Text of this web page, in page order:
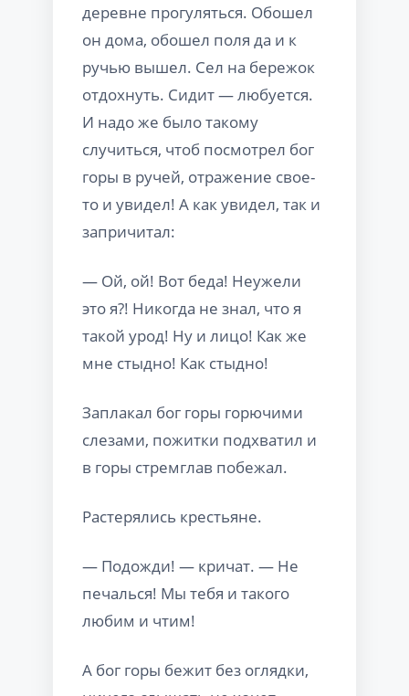
деревне прогуляться. Обошел
он дома, обошел поля да и к
ручью вышел. Сел на бережок
отдохнуть. Сидит — любуется.
И надо же было такому
случиться, чтоб посмотрел бог
горы в ручей, отражение свое-
то и увидел! А как увидел, так и
запричитал:
— Ой, ой! Вот беда! Неужели
это я?! Никогда не знал, что я
такой урод! Ну и лицо! Как же
мне стыдно! Как стыдно!
Заплакал бог горы горючими
слезами, пожитки подхватил и
в горы стремглав побежал.
Растерялись крестьяне.
— Подожди! — кричат. — Не
печалься! Мы тебя и такого
любим и чтим!
А бог горы бежит без оглядки,